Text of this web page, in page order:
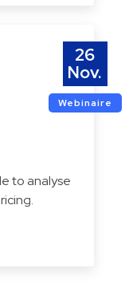
26
Nov.
Webinaire
to analyse